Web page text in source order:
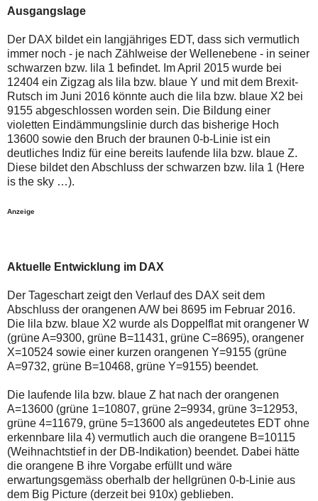
Verstösse
die
Netiquette
ein
Missbrauch
der
Kommentarfunktion
sein.
Bitte
überprüfen
Sie
Ihre
Browsereinstellungen
oder
Internetverbindung
zu
späteren
Zeitpunkt
noch
einmal.
Sollte
das
Problem
weiterbestehen
ich
um
Kontaktaufnahme
per
Mail
robbys-
elliottwellen@online.de.
Bis
zur
Lösung
Alternativ
sind
Post
auch
der
Plattform
wallstreet-
online.de
verfügbar.
Ausgangslage
Der DAX bildet ein langjähriges EDT, dass sich vermutlich
immer noch - je nach Zählweise der Wellenebene - in seiner
schwarzen bzw. lila 1 befindet. Im April 2015 wurde bei
12404 ein Zigzag als lila bzw. blaue Y und mit dem Brexit-
Rutsch im Juni 2016 könnte auch die lila bzw. blaue X2 bei
9155 abgeschlossen worden sein. Die Bildung einer
violetten Eindämmungslinie durch das bisherige Hoch
13600 sowie den Bruch der braunen 0-b-Linie ist ein
deutliches Indiz für eine bereits laufende lila bzw. blaue Z.
Diese bildet den Abschluss der schwarzen bzw. lila 1 (Here
is the sky …).
Anzeige
Aktuelle Entwicklung im DAX
Der Tageschart zeigt den Verlauf des DAX seit dem
Abschluss der orangenen A/W bei 8695 im Februar 2016.
Die lila bzw. blaue X2 wurde als Doppelflat mit orangener W
(grüne A=9300, grüne B=11431, grüne C=8695), orangener
X=10524 sowie einer kurzen orangenen Y=9155 (grüne
A=9732, grüne B=10468, grüne Y=9155) beendet.
Die laufende lila bzw. blaue Z hat nach der orangenen
A=13600 (grüne 1=10807, grüne 2=9934, grüne 3=12953,
grüne 4=11679, grüne 5=13600 als angedeutetes EDT ohne
erkennbare lila 4) vermutlich auch die orangene B=10115
(Weihnachtstief in der DB-Indikation) beendet. Dabei hätte
die orangene B ihre Vorgabe erfüllt und wäre
erwartungsgemäss oberhalb der hellgrünen 0-b-Linie aus
dem Big Picture (derzeit bei 910x) geblieben.